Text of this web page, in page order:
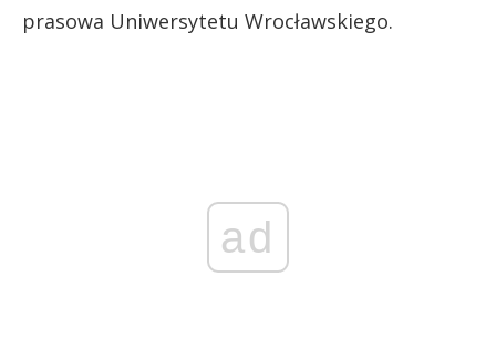
prasowa Uniwersytetu Wrocławskiego.
ad